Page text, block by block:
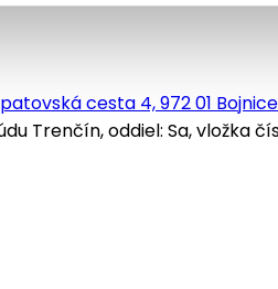
cesta 4, 972 01 Bojnice
Trenčín, oddiel: Sa, vložka